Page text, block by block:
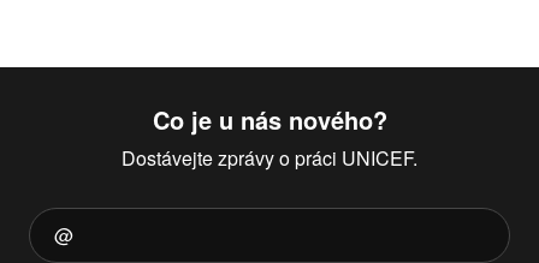
Co je u nás nového?
Dostávejte zprávy o práci UNICEF.